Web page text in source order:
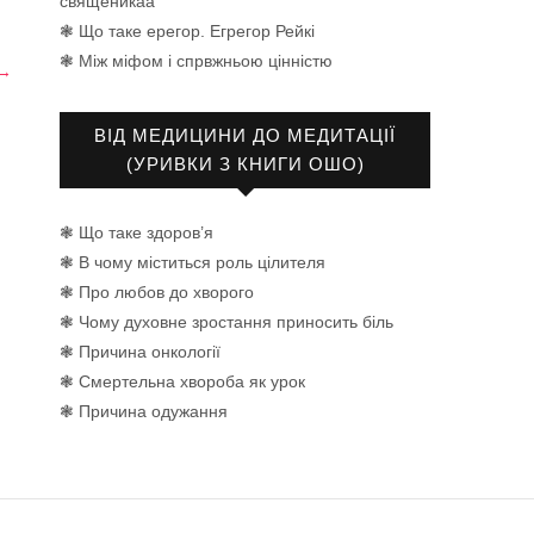
❃ Що таке ерегор. Егрегор Рейкі
❃ Між міфом і спрвжньою цінністю
ВІД МЕДИЦИНИ ДО МЕДИТАЦІЇ
(УРИВКИ З КНИГИ ОШО)
❃ Що таке здоров’я
❃ В чому міститься роль цілителя
❃ Про любов до хворого
❃ Чому духовне зростання приносить біль
❃ Причина онкології
❃ Смертельна хвороба як урок
❃ Причина одужання